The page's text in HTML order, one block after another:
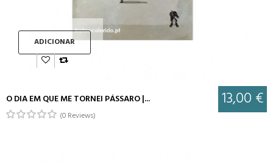
ADICIONAR
O DIA EM QUE ME TORNEI PÁSSARO |... 13,00 €
(0 Reviews)